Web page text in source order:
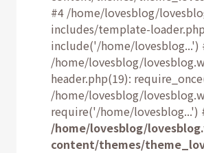
#4 /home/lovesblog/
includes/template-
include('/home/lovesblog...')
/home/lovesblog/
header.php(19):
/home/lovesblog/
require('/home/lovesblog...')
/home/lovesblog/
content/themes/